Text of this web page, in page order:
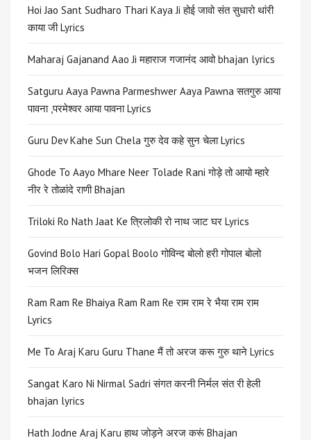
Hoi Jao Sant Sudharo Thari Kaya Ji होई जावो संत सुधारो थांरी
काया जी Lyrics
Maharaj Gajanand Aao Ji महाराज गजानंद आवो bhajan lyrics
Satguru Aaya Pawna Parmeshwer Aaya Pawna सतगुरु आया
पावना ,परमेश्वर आया पावना Lyrics
Guru Dev Kahe Sun Chela गुरु देव कहे सुन चेला Lyrics
Ghode To Aayo Mhare Neer Tolade Rani गोड़े तो आयो म्हारे
नीर रे तोळांदे राणी Bhajan
Triloki Ro Nath Jaat Ke त्रिलोकी रो नाथ जाट घर Lyrics
Govind Bolo Hari Gopal Boolo गोविन्द बोलो हरी गोपाल बोलो
भजन लिरिक्स
Ram Ram Re Bhaiya Ram Ram Re राम राम रे भैया राम राम
Lyrics
Me To Araj Karu Guru Thane मैं तो अरज करू गुरु थाने Lyrics
Sangat Karo Ni Nirmal Sadri संगत करनी निर्मल संत री हेली
bhajan lyrics
Hath Jodne Araj Karu हाथ जोड़ने अरज करूं Bhajan